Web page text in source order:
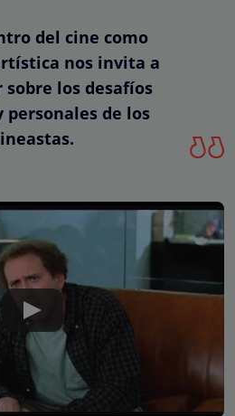
del cine como
nos invita a
los desafíos
personales de los